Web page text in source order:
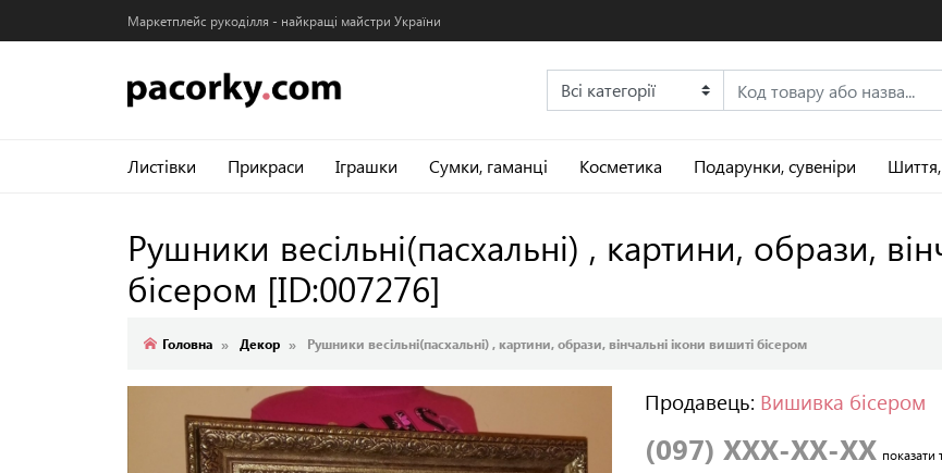
Маркетплейс рукоділля - найкращі майстри України
Листівки Прикраси Іграшки Сумки, гаманці Косметика Подарунки, сувеніри Шиття,
Рушники весільні(пасхальні) , картини, образи,
бісером [ID:007276]
Головна Декор Рушники весільні(пасхальні) , картини, образи, вінчальні ікони вишиті бісером
Продавець: Вишивка бісером
(097) XXX-XX-XX показати